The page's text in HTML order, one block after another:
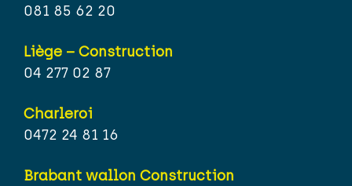
081 85 62 20
Liège – Construction
04 277 02 87
Charleroi
0472 24 81 16
Brabant wallon Construction